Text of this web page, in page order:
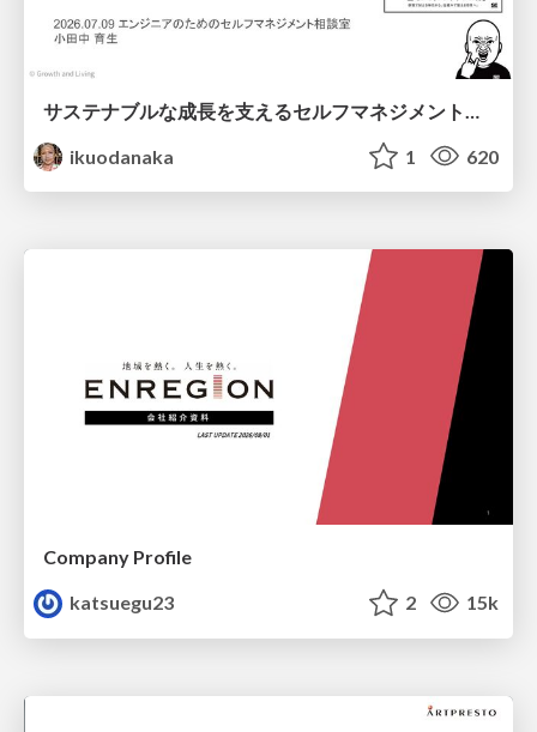
ikuodanaka
1 620
Company Profile
katsuegu23
2 15k